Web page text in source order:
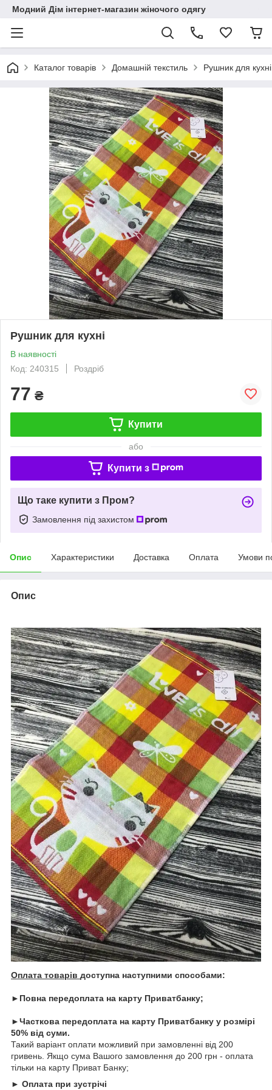
Модний Дім інтернет-магазин жіночого одягу
Каталог товарів Домашній текстиль Рушник для кухні
Рушник для кухні
В наявності
Код: 240315
Роздріб
77 ₴
Купити
або
Купити з
Що таке купити з Пром?
Замовлення під захистом
Опис Характеристики Доставка Оплата Умови
Опис
Оплата товарів доступна наступними способами:
►Повна передоплата на карту Приватбанку;
►Часткова передоплата на карту Приватбанку у розмірі
50% від суми.
Такий варіант оплати можливий при замовленні від 200
гривень. Якщо сума Вашого замовлення до 200 грн - оплата
тільки на карту Приват Банку;
► Оплата при зустрічі